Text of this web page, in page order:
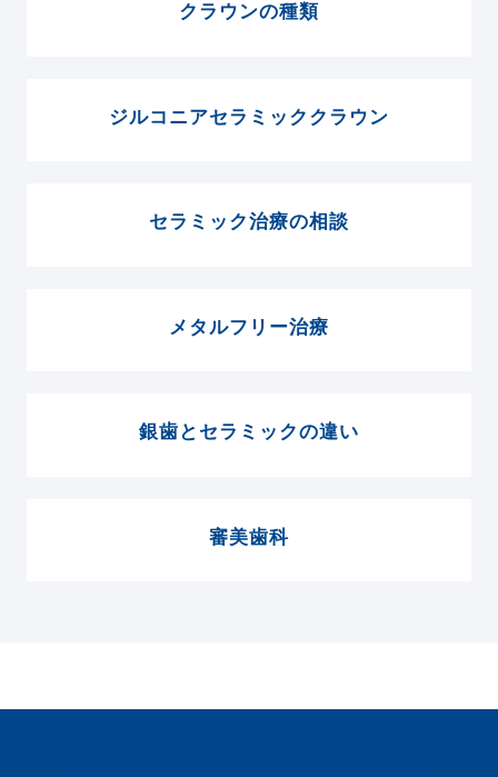
クラウンの種類
ジルコニアセラミッククラウン
セラミック治療の相談
メタルフリー治療
銀歯とセラミックの違い
審美歯科